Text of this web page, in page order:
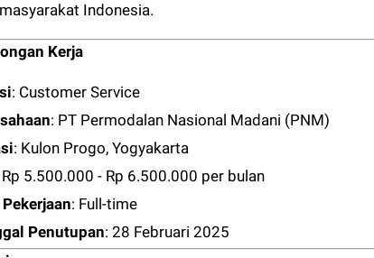
Indonesia.
Kerja
: Customer Service
: PT Permodalan Nasional Madani (PNM)
: Kulon Progo, Yogyakarta
Rp 5.500.000 - Rp 6.500.000 per bulan
: Full-time
Penutupan: 28 Februari 2025